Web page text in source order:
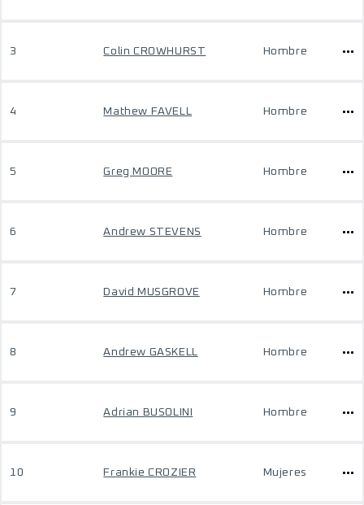
3 Colin CROWHURST Hombre
4 Mathew FAVELL Hombre
5 Greg MOORE Hombre
6 Andrew STEVENS Hombre
7 David MUSGROVE Hombre
8 Andrew GASKELL Hombre
9 Adrian BUSOLINI Hombre
10 Frankie CROZIER Mujeres